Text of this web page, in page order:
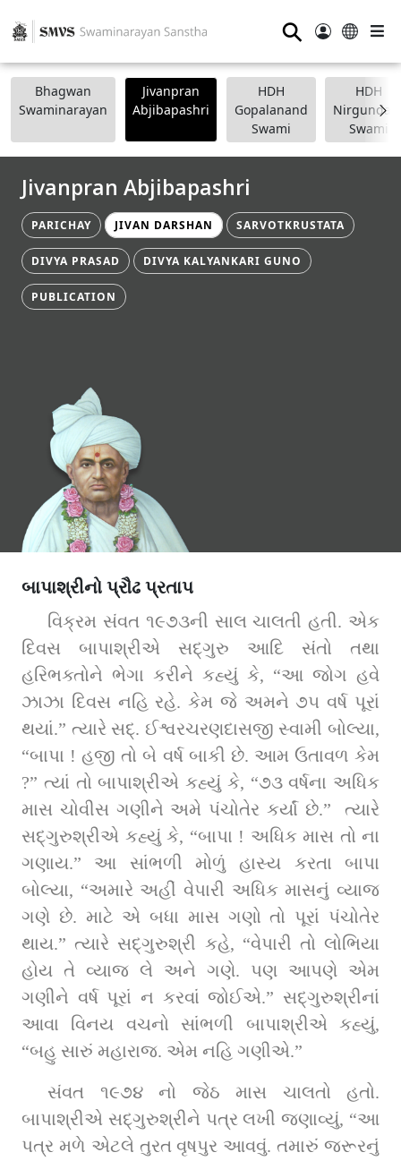
⚲
Bhagwan
Swaminarayan
Jivanpran
Abjibapashri
HDH
Gopalanand
Swami
HDH
Swami
Jivanpran Abjibapashri
PARICHAY JIVAN DARSHAN SARVOTKRUSTATA
DIVYA PRASAD DIVYA KALYANKARI GUNO
PUBLICATION
બાપાશ્રીનો પ્રૌઢ પ્રતાપ
વિક્રમ સંવત ૧૯૭૩ની સાલ ચાલતી હતી. એક
દિવસ બાપાશ્રીએ સદ્‌ગુરુ આદિ સંતો તથા
હરિભક્તોને ભેગા કરીને કહ્યું કે, “આ જોગ હવે
ઝાઝા દિવસ નહિ રહે. કેમ જે અમને ૭૫ વર્ષ પૂરાં
થયાં.” ત્યારે સદ્‌. ઈશ્વરચરણદાસજી સ્વામી બોલ્યા,
“બાપા ! હજી તો બે વર્ષ બાકી છે. આમ ઉતાવળ કેમ
?” ત્યાં તો બાપાશ્રીએ કહ્યું કે, “૭૩ વર્ષના અધિક
માસ ચોવીસ ગણીને અમે પંચોતેર કર્યાં છે.”  ત્યારે
સદ્‌ગુરુશ્રીએ કહ્યું કે, “બાપા ! અધિક માસ તો ના
ગણાય.” આ સાંભળી મોળું હાસ્ય કરતા બાપા
બોલ્યા, “અમારે અહીં વેપારી અધિક માસનું વ્યાજ
ગણે છે. માટે એ બધા માસ ગણો તો પૂરાં પંચોતેર
થાય.” ત્યારે સદ્‌ગુરુશ્રી કહે, “વેપારી તો લોભિયા
હોય તે વ્યાજ લે અને ગણે. પણ આપણે એમ
ગણીને વર્ષ પૂરાં ન કરવાં જોઈએ.” સદ્‌ગુરુશ્રીનાં
આવા વિનય વચનો સાંભળી બાપાશ્રીએ કહ્યું,
“બહુ સારું મહારાજ. એમ નહિ ગણીએ.”
સંવત ૧૯૭૪ નો જેઠ માસ ચાલતો હતો.
બાપાશ્રીએ સદ્‌ગુરુશ્રીને પત્ર લખી જણાવ્યું, “આ
પત્ર મળે એટલે તુરત વૃષપુર આવવું. તમારું જરૂરનું